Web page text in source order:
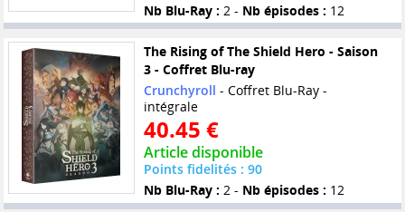
Nb Blu-Ray : 2 - Nb épisodes : 12
The Rising of The Shield Hero - Saison
3 - Coffret Blu-ray
Crunchyroll - Coffret Blu-Ray -
intégrale
40.45 €
Article disponible
Points fidelités : 90
Nb Blu-Ray : 2 - Nb épisodes : 12